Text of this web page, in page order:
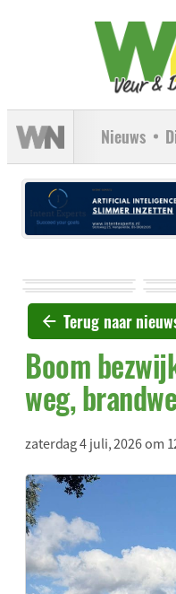
Nieuws
Terug naar
Boom
weg,
zaterdag 4 juli, 2026 om